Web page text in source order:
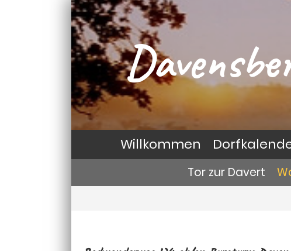
Willkommen
Tor zur Davert